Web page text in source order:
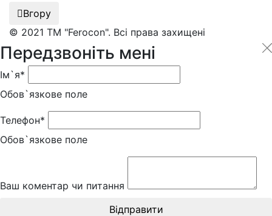
Вгору
© 2021 ТМ "Ferocon". Всі права захищені
Передзвоніть мені
Ім`я*
Обов`язкове поле
Телефон*
Обов`язкове поле
Ваш коментар чи питання
Відправити